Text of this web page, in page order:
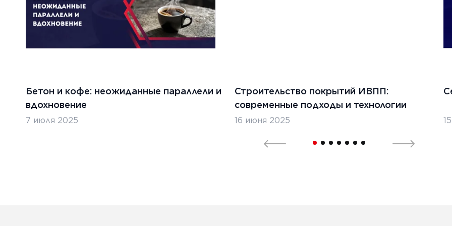
Бетон и кофе: неожиданные параллели и
вдохновение
7 июля 2025
Строительство покрытий ИВПП:
современные подходы и технологии
16 июня 2025